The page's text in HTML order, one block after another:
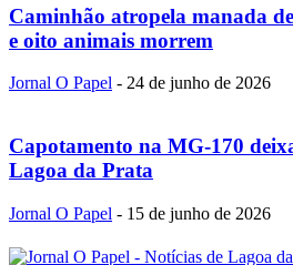
Caminhão atropela manada
e oito animais morrem
Jornal O Papel - 24 de junho de 2026
Capotamento na MG-170
Lagoa da Prata
Jornal O Papel - 15 de junho de 2026